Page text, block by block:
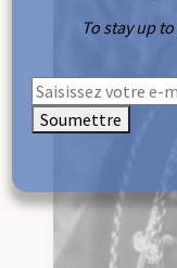
To stay up
Soumettre